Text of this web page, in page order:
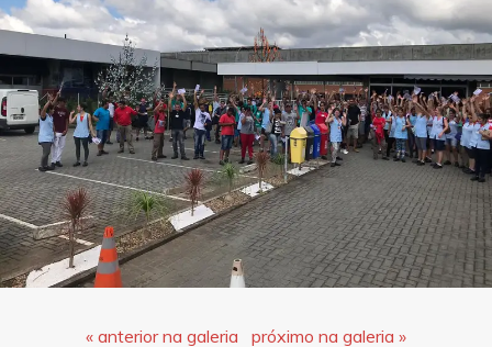
« anterior na galeria próximo na galeria »